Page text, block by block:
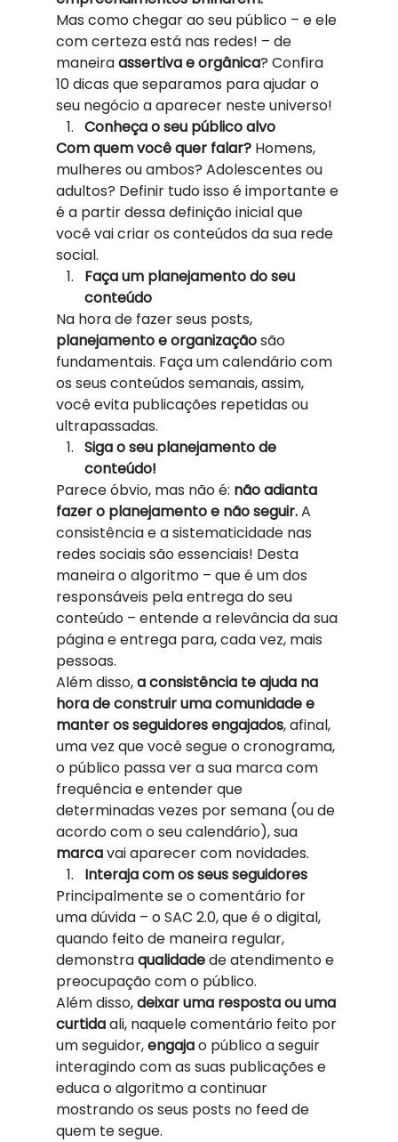
Mas como chegar ao seu público – e ele
com certeza está nas redes! – de
maneira assertiva e orgânica? Confira
10 dicas que separamos para ajudar o
seu negócio a aparecer neste universo!
Conheça o seu público alvo
Com quem você quer falar? Homens,
mulheres ou ambos? Adolescentes ou
adultos? Definir tudo isso é importante e
é a partir dessa definição inicial que
você vai criar os conteúdos da sua rede
social.
Faça um planejamento do seu
conteúdo
Na hora de fazer seus posts,
planejamento e organização são
fundamentais. Faça um calendário com
os seus conteúdos semanais, assim,
você evita publicações repetidas ou
ultrapassadas.
Siga o seu planejamento de
conteúdo!
Parece óbvio, mas não é: não adianta
fazer o planejamento e não seguir. A
consistência e a sistematicidade nas
redes sociais são essenciais! Desta
maneira o algoritmo – que é um dos
responsáveis pela entrega do seu
conteúdo – entende a relevância da sua
página e entrega para, cada vez, mais
pessoas.
Além disso, a consistência te ajuda na
hora de construir uma comunidade e
manter os seguidores engajados, afinal,
uma vez que você segue o cronograma,
o público passa ver a sua marca com
frequência e entender que
determinadas vezes por semana (ou de
acordo com o seu calendário), sua
marca vai aparecer com novidades.
Interaja com os seus seguidores
Principalmente se o comentário for
uma dúvida – o SAC 2.0, que é o digital,
quando feito de maneira regular,
demonstra qualidade de atendimento e
preocupação com o público.
Além disso, deixar uma resposta ou uma
curtida ali, naquele comentário feito por
um seguidor, engaja o público a seguir
interagindo com as suas publicações e
educa o algoritmo a continuar
mostrando os seus posts no feed de
quem te segue.